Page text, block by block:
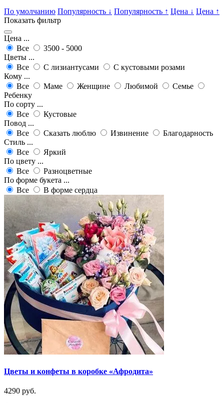
По умолчанию Популярность ↓ Популярность ↑ Цена ↓ Цена ↑
Показать фильтр
Цена ...
Все
3500 - 5000
Цветы ...
Все
С лизиантусами
С кустовыми розами
Кому ...
Все
Маме Женщине Любимой
Семье
Ребенку
По сорту ...
Все
Кустовые
Повод ...
Все
Сказать люблю Извинение
Благодарность
Стиль ...
Все
Яркий
По цвету ...
Все
Разноцветные
По форме букета ...
Все
В форме сердца
Цветы и конфеты в коробке «Афродита»
4290 руб.